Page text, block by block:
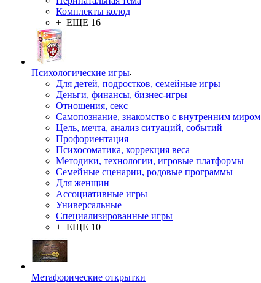
Комплекты колод
+ ЕЩЕ 16
Психологические игры
Для детей, подростков, семейные игры
Деньги, финансы, бизнес-игры
Отношения, секс
Самопознание, знакомство с внутренним миром
Цель, мечта, анализ ситуаций, событий
Профориентация
Психосоматика, коррекция веса
Методики, технологии, игровые платформы
Семейные сценарии, родовые программы
Для женщин
Ассоциативные игры
Универсальные
Специализированные игры
+ ЕЩЕ 10
Метафорические открытки